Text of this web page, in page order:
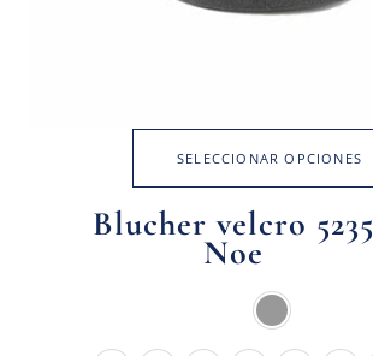
SELECCIONAR OPCIONES
Blucher velcro 5235
Noe